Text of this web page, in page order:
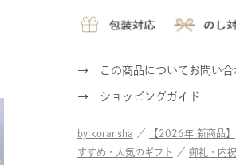
この商品についてお問い合
ショッピングガイド
by koransha ／ 【2026年 新商品】
すすめ・人気のギフト
／ 御礼・内祝